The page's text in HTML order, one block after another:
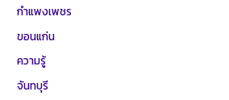
กำแพงเพชร
ขอนแก่น
ความรู้
จันทบุรี